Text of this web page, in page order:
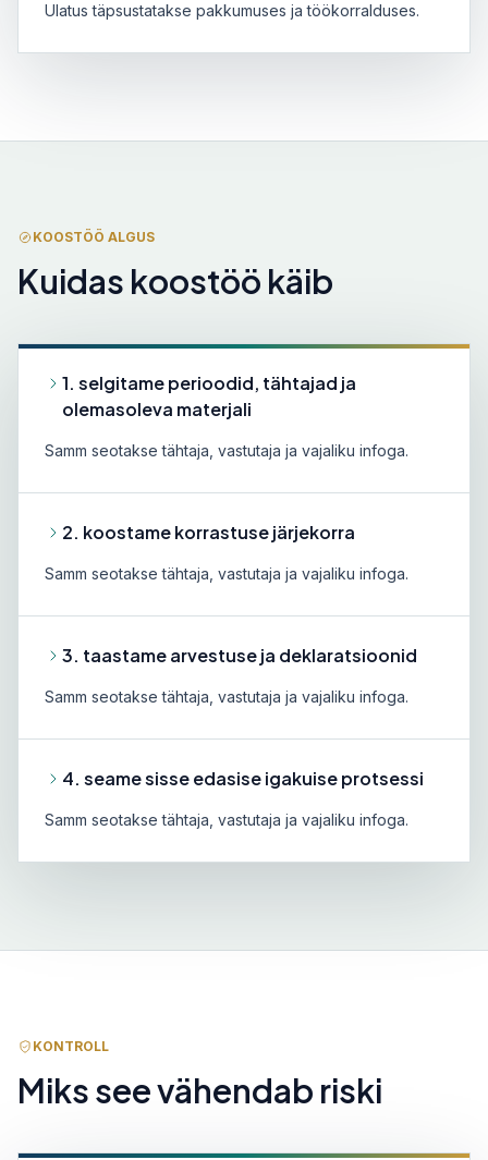
Ulatus täpsustatakse pakkumuses ja töökorralduses.
KOOSTÖÖ ALGUS
Kuidas koostöö käib
1. selgitame perioodid, tähtajad ja
olemasoleva materjali
Samm seotakse tähtaja, vastutaja ja vajaliku infoga.
2. koostame korrastuse järjekorra
Samm seotakse tähtaja, vastutaja ja vajaliku infoga.
3. taastame arvestuse ja deklaratsioonid
Samm seotakse tähtaja, vastutaja ja vajaliku infoga.
4. seame sisse edasise igakuise protsessi
Samm seotakse tähtaja, vastutaja ja vajaliku infoga.
KONTROLL
Miks see vähendab riski